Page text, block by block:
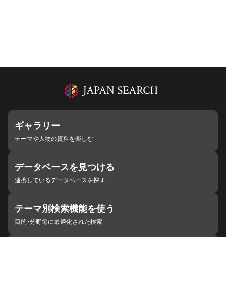
ギャラリー
テーマや人物の資料を楽しむ
データベースを見つける
連携しているデータベースを探す
テーマ別検索機能を使う
目的・分野毎に最適化された検索